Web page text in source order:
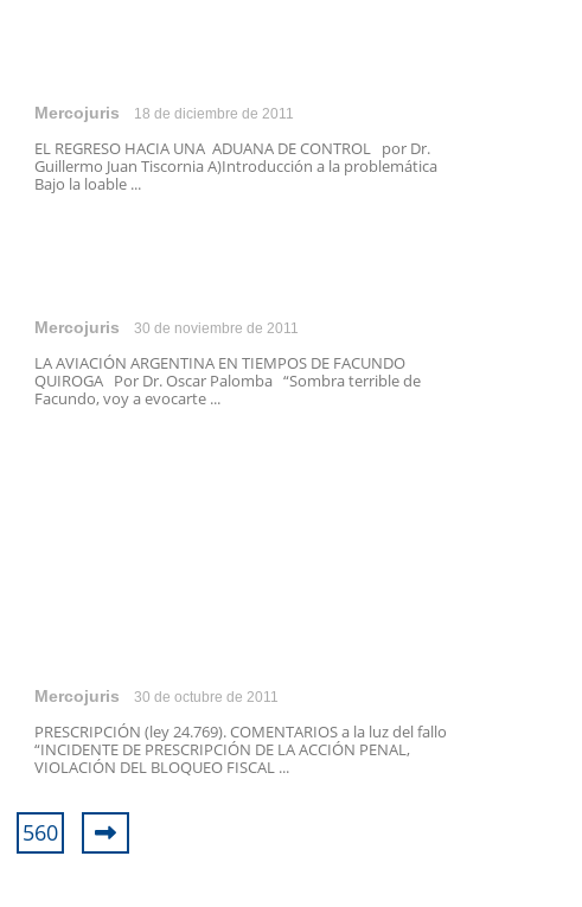
Mercojuris 18 de diciembre de 2011
EL REGRESO HACIA UNA ADUANA DE CONTROL por Dr.
Guillermo Juan Tiscornia A)Introducción a la problemática
Bajo la loable ...
Mercojuris 30 de noviembre de 2011
LA AVIACIÓN ARGENTINA EN TIEMPOS DE FACUNDO
QUIROGA Por Dr. Oscar Palomba “Sombra terrible de
Facundo, voy a evocarte ...
Mercojuris 30 de octubre de 2011
PRESCRIPCIÓN (ley 24.769). COMENTARIOS a la luz del fallo
“INCIDENTE DE PRESCRIPCIÓN DE LA ACCIÓN PENAL,
VIOLACIÓN DEL BLOQUEO FISCAL ...
560